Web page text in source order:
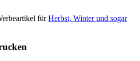
fürHerbst, Winter und sogar